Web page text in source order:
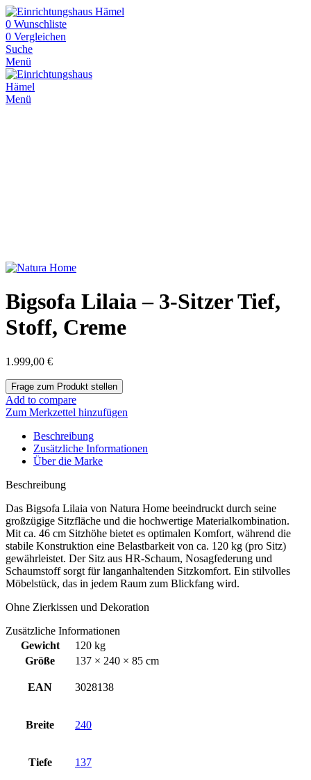
0 Wunschliste
0 Vergleichen
Suche
Menü
Menü
Bigsofa Lilaia – 3-Sitzer Tief,
Stoff, Creme
1.999,00 €
Add to compare
Zum Merkzettel hinzufügen
Beschreibung
Zusätzliche Informationen
Über die Marke
Beschreibung
Das Bigsofa Lilaia von Natura Home beeindruckt durch seine
großzügige Sitzfläche und die hochwertige Materialkombination.
Mit ca. 46 cm Sitzhöhe bietet es optimalen Komfort, während die
stabile Konstruktion eine Belastbarkeit von ca. 120 kg (pro Sitz)
gewährleistet. Der Sitz aus HR-Schaum, Nosagfederung und
Schaumstoff sorgt für langanhaltenden Sitzkomfort. Ein stilvolles
Möbelstück, das in jedem Raum zum Blickfang wird.
Ohne Zierkissen und Dekoration
Zusätzliche Informationen
Gewicht
120 kg
Größe
137 × 240 × 85 cm
EAN 3028138
Breite 240
Tiefe 137